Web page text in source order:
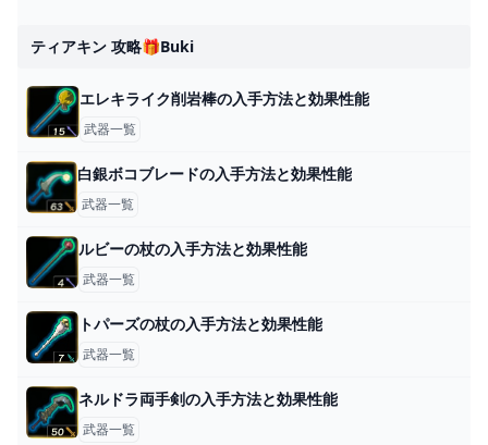
ティアキン 攻略🎁buki
エレキライク削岩棒の入手方法と効果性能
武器一覧
白銀ボコブレードの入手方法と効果性能
武器一覧
ルビーの杖の入手方法と効果性能
武器一覧
トパーズの杖の入手方法と効果性能
武器一覧
ネルドラ両手剣の入手方法と効果性能
武器一覧